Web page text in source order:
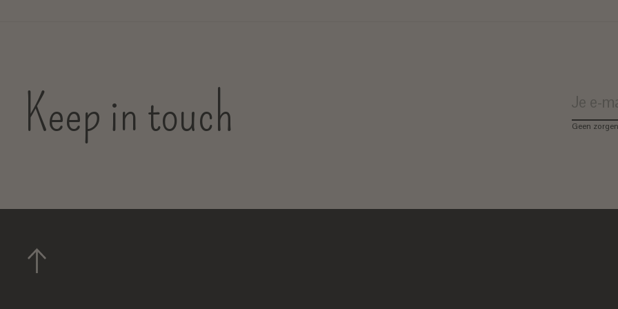
Keep in touch Geen